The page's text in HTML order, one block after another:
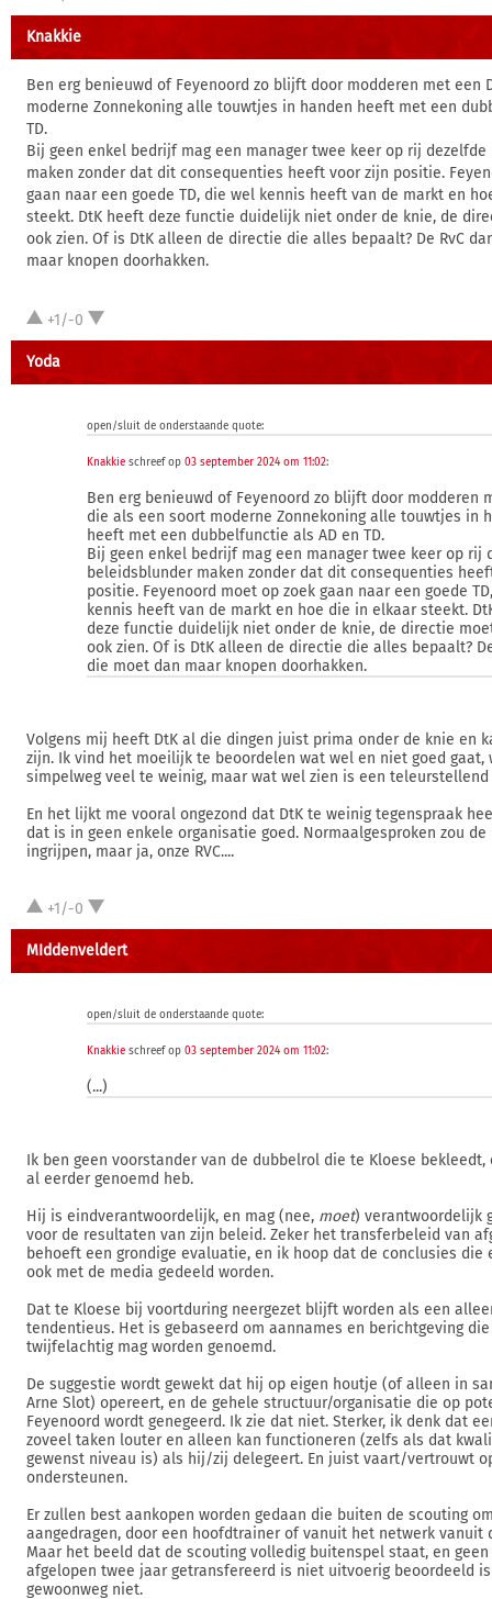
Knakkie
Ben erg benieuwd of Feyenoord zo blijft door modderen met een
moderne Zonnekoning alle touwtjes in handen heeft met een
TD.
Bij geen enkel bedrijf mag een manager twee keer op rij
maken zonder dat dit consequenties heeft voor zijn positie.
gaan naar een goede TD, die wel kennis heeft van de markt en
steekt. DtK heeft deze functie duidelijk niet onder de knie, de
ook zien. Of is DtK alleen de directie die alles bepaalt? De RvC
maar knopen doorhakken.
+1/-0
Yoda
open/sluit de onderstaande quote:
Knakkie schreef op03 september 2024 om 11:02:
Ben erg benieuwd of Feyenoord zo blijft door modderen
die als een soort moderne Zonnekoning alle touwtjes in
heeft met een dubbelfunctie als AD en TD.
Bij geen enkel bedrijf mag een manager twee keer op rij
beleidsblunder maken zonder dat dit consequenties
positie. Feyenoord moet op zoek gaan naar een goede
kennis heeft van de markt en hoe die in elkaar steekt.
deze functie duidelijk niet onder de knie, de directie
ook zien. Of is DtK alleen de directie die alles bepaalt?
die moet dan maar knopen doorhakken.
Volgens mij heeft DtK al die dingen juist prima onder de knie en
zijn. Ik vind het moeilijk te beoordelen wat wel en niet goed gaat,
simpelweg veel te weinig, maar wat wel zien is een
En het lijkt me vooral ongezond dat DtK te weinig tegenspraak
dat is in geen enkele organisatie goed. Normaalgesproken zou de
ingrijpen, maar ja, onze RVC....
+1/-0
MIddenveldert
open/sluit de onderstaande quote:
Knakkie schreef op03 september 2024 om 11:02:
(...)
Ik ben geen voorstander van de dubbelrol die te Kloese
al eerder genoemd heb.
Hij is eindverantwoordelijk, en mag (nee, moet) verantwoordelijk
voor de resultaten van zijn beleid. Zeker het transferbeleid van
behoeft een grondige evaluatie, en ik hoop dat de conclusies die
ook met de media gedeeld worden.
Dat te Kloese bij voortduring neergezet blijft worden als een
tendentieus. Het is gebaseerd om aannames en berichtgeving
twijfelachtig mag worden genoemd.
De suggestie wordt gewekt dat hij op eigen houtje (of alleen in
Arne Slot) opereert, en de gehele structuur/organisatie die op
Feyenoord wordt genegeerd. Ik zie dat niet. Sterker, ik denk dat
zoveel taken louter en alleen kan functioneren (zelfs als dat
gewenst niveau is) als hij/zij delegeert. En juist vaart/vertrouwt
ondersteunen.
Er zullen best aankopen worden gedaan die buiten de scouting
aangedragen, door een hoofdtrainer of vanuit het netwerk vanuit
Maar het beeld dat de scouting volledig buitenspel staat, en
afgelopen twee jaar getransfereerd is niet uitvoerig beoordeeld
gewoonweg niet.